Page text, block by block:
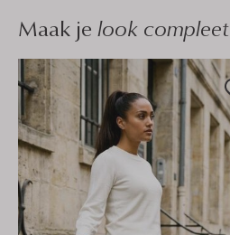
Maak je look compleet